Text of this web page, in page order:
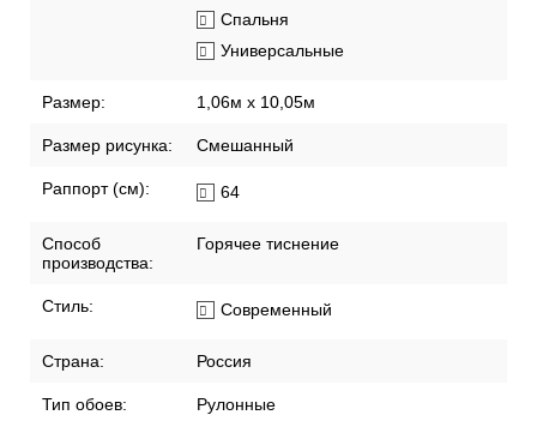
Спальня
Универсальные
Размер: 1,06м х 10,05м
Размер рисунка: Смешанный
Раппорт (см): 64
Способ
производства:
Горячее тиснение
Стиль: Современный
Страна: Россия
Тип обоев: Рулонные